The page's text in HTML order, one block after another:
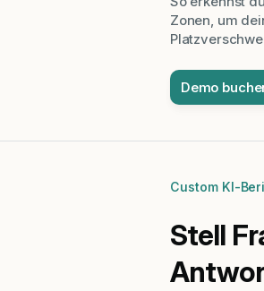
Zonen, um
Demo
Custom KI-
Stell